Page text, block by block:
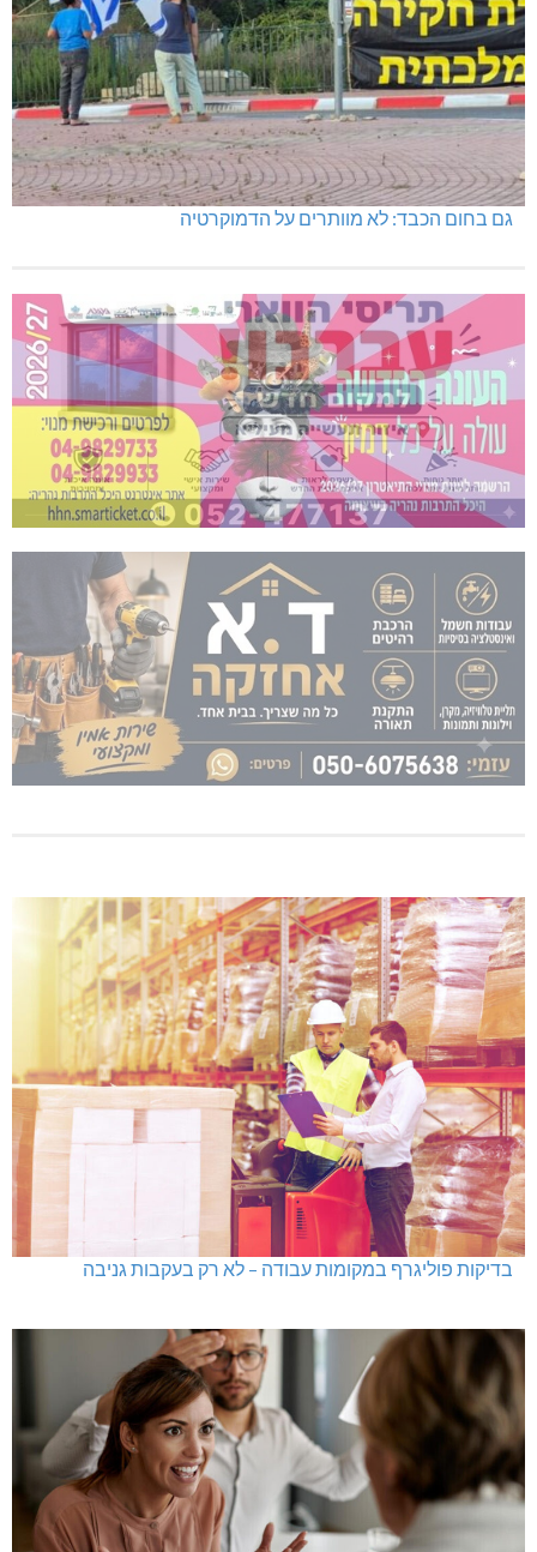
גם בחום הכבד: לא מוותרים על הדמוקרטיה
בדיקות פוליגרף במקומות עבודה – לא רק בעקבות גניבה